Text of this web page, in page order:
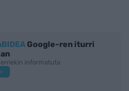
Google-ren iturri
informatuta